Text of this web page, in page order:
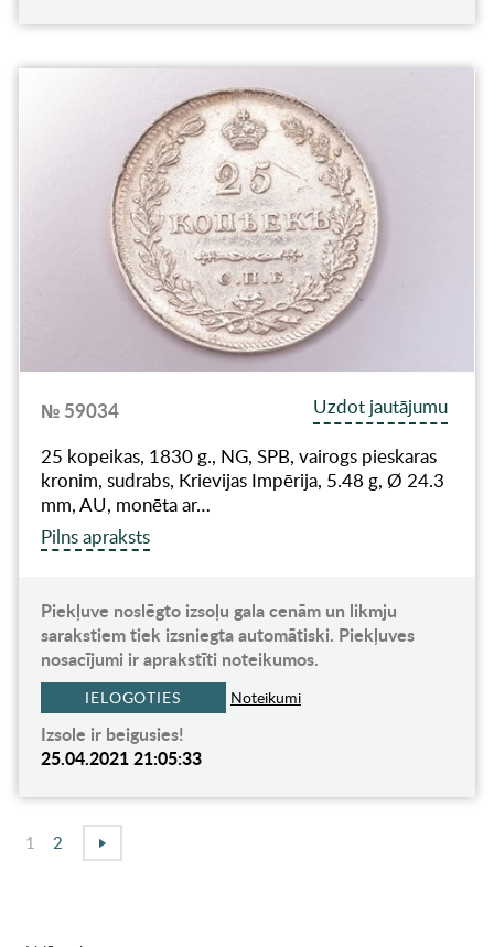
№ 59034
Uzdot jautājumu
25 kopeikas, 1830 g., NG, SPB, vairogs pieskaras
kronim, sudrabs, Krievijas Impērija, 5.48 g, Ø 24.3
mm, AU, monēta ar…
Pilns apraksts
Piekļuve noslēgto izsoļu gala cenām un likmju
sarakstiem tiek izsniegta automātiski. Piekļuves
nosacījumi ir aprakstīti noteikumos.
IELOGOTIES Noteikumi
Izsole ir beigusies!
25.04.2021 21:05:33
1 2